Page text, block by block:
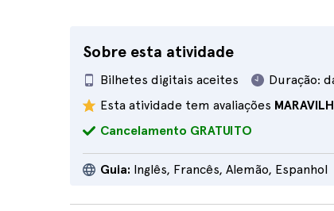
Sobre esta atividade
Bilhetes digitais aceites Duração:
Esta atividade tem avaliações
Cancelamento GRATUITO
Guia: Inglês, Francês, Alemão, Espanhol